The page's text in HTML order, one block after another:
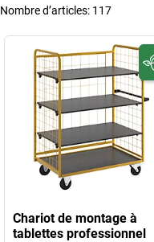
Nombre d’articles: 117
Chariot de montage à
tablettes professionnel